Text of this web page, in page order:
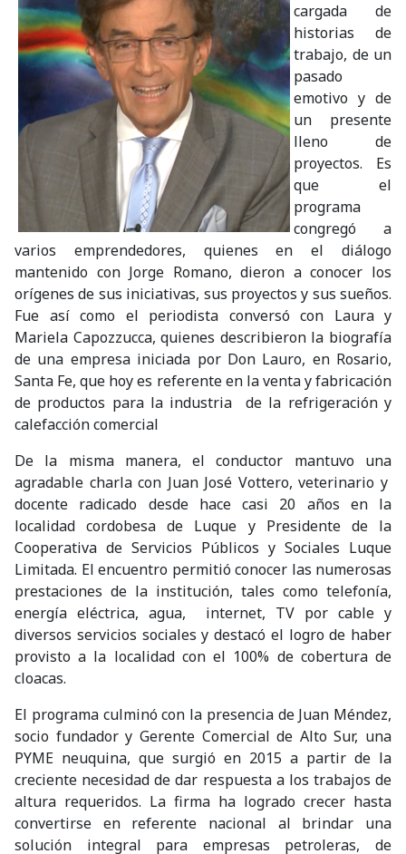
cargada de
historias de
trabajo, de un
pasado
emotivo y de
un presente
lleno de
proyectos. Es
que el
programa
congregó a
varios emprendedores, quienes en el diálogo
mantenido con Jorge Romano, dieron a conocer los
orígenes de sus iniciativas, sus proyectos y sus sueños.
Fue así como el periodista conversó con Laura y
Mariela Capozzucca, quienes describieron la biografía
de una empresa iniciada por Don Lauro, en Rosario,
Santa Fe, que hoy es referente en la venta y fabricación
de productos para la industria de la refrigeración y
calefacción comercial
De la misma manera, el conductor mantuvo una
agradable charla con Juan José Vottero, veterinario y
docente radicado desde hace casi 20 años en la
localidad cordobesa de Luque y Presidente de la
Cooperativa de Servicios Públicos y Sociales Luque
Limitada. El encuentro permitió conocer las numerosas
prestaciones de la institución, tales como telefonía,
energía eléctrica, agua, internet, TV por cable y
diversos servicios sociales y destacó el logro de haber
provisto a la localidad con el 100% de cobertura de
cloacas.
El programa culminó con la presencia de Juan Méndez,
socio fundador y Gerente Comercial de Alto Sur, una
PYME neuquina, que surgió en 2015 a partir de la
creciente necesidad de dar respuesta a los trabajos de
altura requeridos. La firma ha logrado crecer hasta
convertirse en referente nacional al brindar una
solución integral para empresas petroleras, de